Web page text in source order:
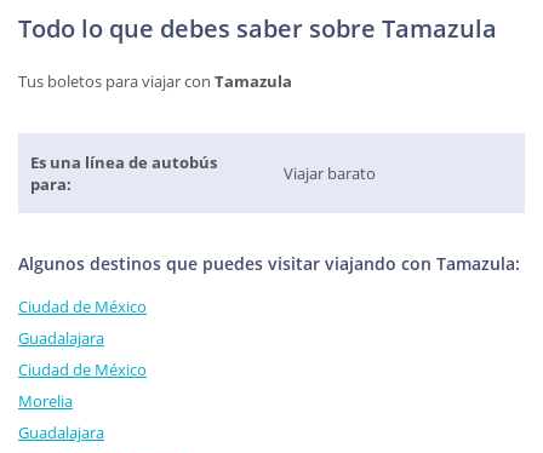
Todo lo que debes saber sobre Tamazula
Tus boletos para viajar con Tamazula
Es una línea de autobús
para:
Viajar barato
Algunos destinos que puedes visitar viajando con Tamazula:
Ciudad de México
Guadalajara
Ciudad de México
Morelia
Guadalajara